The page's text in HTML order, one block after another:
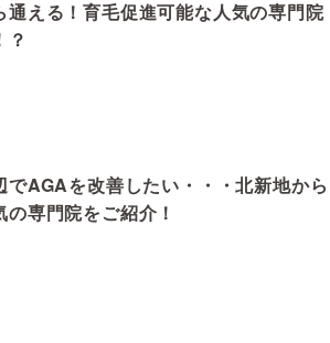
通える！育毛促進可能な人気の専門院
？
でAGAを改善したい・・・北新地から
専門院をご紹介！